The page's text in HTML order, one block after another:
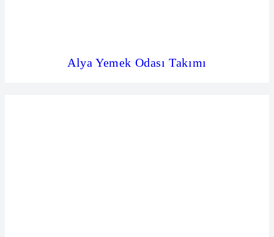
Alya Yemek Odası Takımı